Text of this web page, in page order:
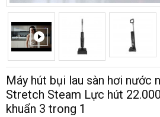
Máy hút bụi lau sàn hơi nước
Stretch Steam Lực hút
khuẩn 3 trong 1